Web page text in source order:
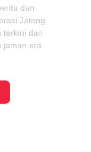
dan
Jateng
terkini dari
jaman era